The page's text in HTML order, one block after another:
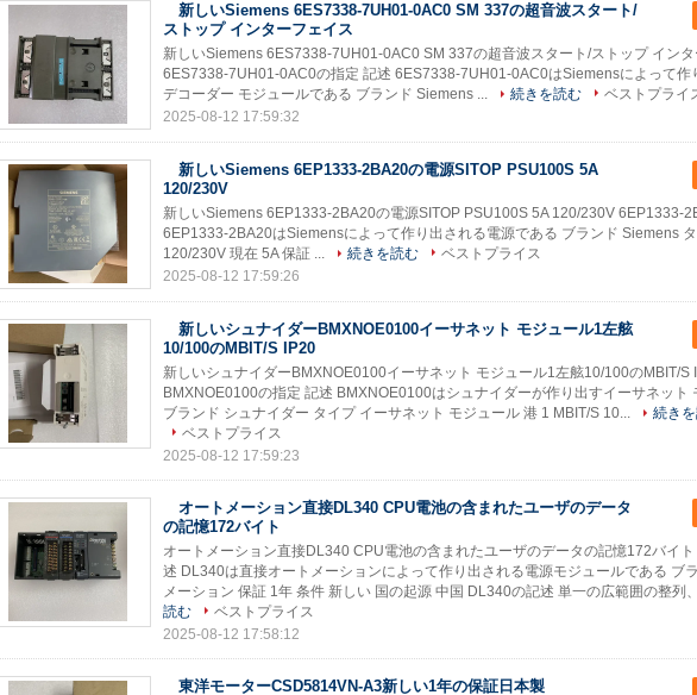
新しいSiemens 6ES7338-7UH01-0AC0 SM 337の超音波スタート/
ストップ インターフェイス
新しいSiemens 6ES7338-7UH01-0AC0 SM 337の超音波スタート/ストップ インタ
6ES7338-7UH01-0AC0の指定 記述 6ES7338-7UH01-0AC0はSiemensによって作
デコーダー モジュールである ブランド Siemens ...
続きを読む
ベストプライ
2025-08-12 17:59:32
新しいSiemens 6EP1333-2BA20の電源SITOP PSU100S 5A
120/230V
新しいSiemens 6EP1333-2BA20の電源SITOP PSU100S 5A 120/230V 6EP1333-
6EP1333-2BA20はSiemensによって作り出される電源である ブランド Siemens
120/230V 現在 5A 保証 ...
続きを読む
ベストプライス
2025-08-12 17:59:26
新しいシュナイダーBMXNOE0100イーサネット モジュール1左舷
10/100のMBIT/S IP20
新しいシュナイダーBMXNOE0100イーサネット モジュール1左舷10/100のMBIT/S
BMXNOE0100の指定 記述 BMXNOE0100はシュナイダーが作り出すイーサネット
ブランド シュナイダー タイプ イーサネット モジュール 港 1 MBIT/S 10...
続き
ベストプライス
2025-08-12 17:59:23
オートメーション直接DL340 CPU電池の含まれたユーザのデータ
の記憶172バイト
オートメーション直接DL340 CPU電池の含まれたユーザのデータの記憶172バイ
述 DL340は直接オートメーションによって作り出される電源モジュールである ブ
メーション 保証 1年 条件 新しい 国の起源 中国 DL340の記述 単一の広範囲の整列
読む
ベストプライス
2025-08-12 17:58:12
東洋モーターCSD5814VN-A3新しい1年の保証日本製